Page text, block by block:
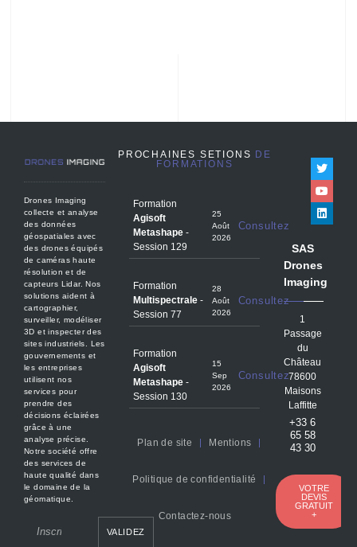
Drones Imaging
collecte et analyse
des données
géospatiales avec
des drones équipés
de caméras haute
résolution et de
capteurs Lidar. Nos
solutions aident à
cartographier,
surveiller, modéliser
3D et inspecter des
sites industriels. Les
gouvernements et
les entreprises
utilisent nos
services pour
prendre des
décisions éclairées
grâce à une
analyse précise.
Notre société offre
des services de
haute qualité dans
le domaine de la
géomatique.
VALIDEZ
PROCHAINES SETIONS DE
FORMATIONS
Formation
Agisoft
Metashape -
Session 129
25
Août
2026
Consultez
Formation
Multispectrale -
Session 77
28
Août
2026
Consultez
Formation
Agisoft
Metashape -
Session 130
15
Sep
2026
Consultez
Plan de site Mentions
Politique de confidentialité
Contactez-nous
SAS
Drones
Imaging
1
Passage
du
Château
78600
Maisons
Laffitte
+33 6
65 58
43 30
VOTRE
DEVIS
GRATUIT
+